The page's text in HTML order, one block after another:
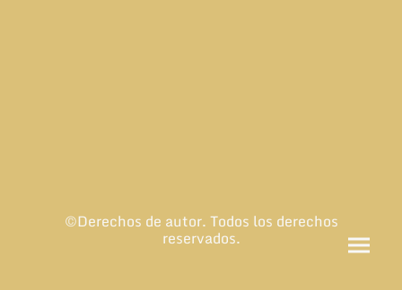
©Derechos de autor. Todos los derechos
reservados.